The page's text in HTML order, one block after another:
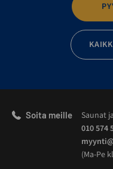
Soita meille
Saunat
010 574
(Ma-Pe